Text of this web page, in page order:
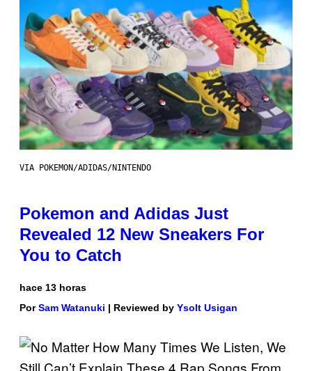
VIA POKEMON/ADIDAS/NINTENDO
Pokemon and Adidas Just
Revealed 12 New Sneakers For
You to Catch
hace 13 horas
PorSam Watanuki | Reviewed by Ysolt Usigan